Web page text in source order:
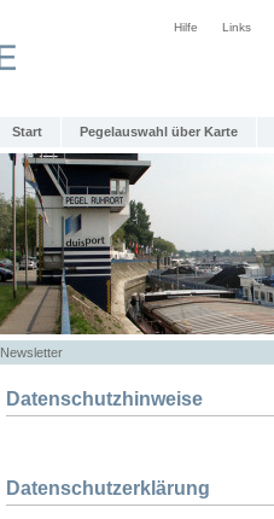
Hilfe Links
Start Pegelauswahl über Karte
Newsletter
Datenschutzhinweise
Datenschutzerklärung